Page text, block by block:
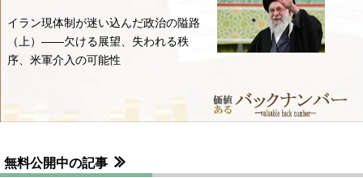
イラン現体制が迷い込んだ政治の隘路
（上）――欠ける展望、失われる秩
序、米軍介入の可能性
無料公開中の記事